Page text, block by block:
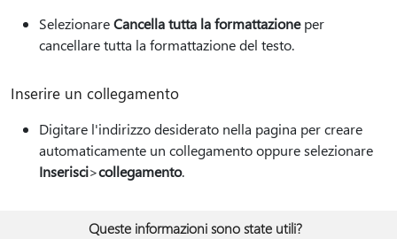
SelezionareCancella tutta la formattazioneper
cancellare tutta la formattazione del testo.
Inserire un collegamento
Digitare l'indirizzo desiderato nella pagina per creare
automaticamente un collegamento oppure selezionare
Inserisci>collegamento.
Queste informazioni sono state utili?